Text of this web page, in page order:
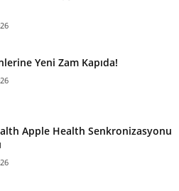
Yeni Zam Kapıda!
Apple Health Senkronizasyonu